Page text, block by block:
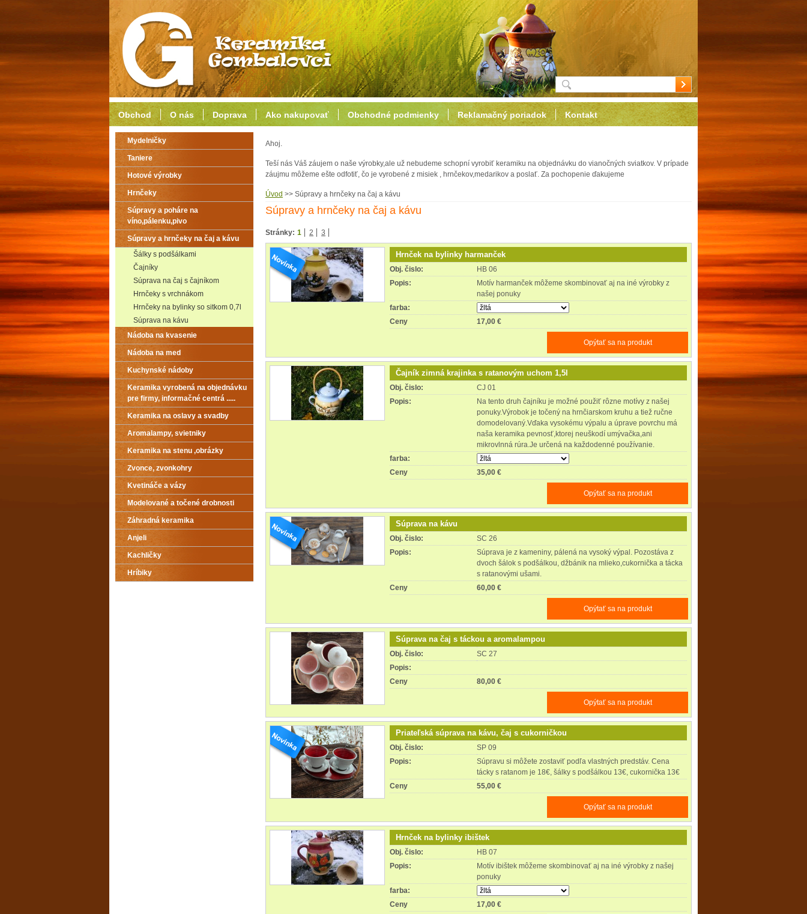
Ahoj.
Teší nás Váš záujem o naše výrobky,ale už nebudeme schopní vyrobiť keramiku na objednávku do vianočných sviatkov. V prípade
záujmu môžeme ešte odfotiť, čo je vyrobené z misiek , hrnčekov,medarikov a poslať. Za pochopenie ďakujeme
Úvod >> Súpravy a hrnčeky na čaj a kávu
Súpravy a hrnčeky na čaj a kávu
Stránky: 1 2 3
Hrnček na bylinky harmanček
Obj. čislo:
HB 06
Popis:
Motív harmanček môžeme skombinovať aj na iné výrobky z
našej ponuky
farba:
Ceny
17,00 €
Opýtať sa na produkt
Čajník zimná krajinka s ratanovým uchom 1,5l
Obj. čislo:
CJ 01
Popis:
Na tento druh čajníku je možné použiť rôzne motívy z našej
ponuky.Výrobok je točený na hrnčiarskom kruhu a tiež ručne
domodelovaný.Vďaka vysokému výpalu a úprave povrchu má
naša keramika pevnosť,ktorej neuškodí umývačka,ani
mikrovlnná rúra.Je určená na každodenné používanie.
farba:
Ceny
35,00 €
Opýtať sa na produkt
Súprava na kávu
Obj. čislo:
SC 26
Popis:
Súprava je z kameniny, pálená na vysoký výpal. Pozostáva z
dvoch šálok s podšálkou, džbánik na mlieko,cukornička a tácka
s ratanovými ušami.
Ceny
60,00 €
Opýtať sa na produkt
Súprava na čaj s táckou a aromalampou
Obj. čislo:
SC 27
Popis:
Ceny
80,00 €
Opýtať sa na produkt
Priateľská súprava na kávu, čaj s cukorničkou
Obj. čislo:
SP 09
Popis:
Súpravu si môžete zostaviť podľa vlastných predstáv. Cena
tácky s ratanom je 18€, šálky s podšálkou 13€, cukornička 13€
Ceny
55,00 €
Opýtať sa na produkt
Hrnček na bylinky ibištek
Obj. čislo:
HB 07
Popis:
Motív ibištek môžeme skombinovať aj na iné výrobky z našej
ponuky
farba:
Ceny
17,00 €
Mydelničky
Taniere
Hotové výrobky
Hrnčeky
Súpravy a poháre na
víno,pálenku,pivo
Súpravy a hrnčeky na čaj a kávu
Šálky s podšálkami
Čajníky
Súprava na čaj s čajníkom
Hrnčeky s vrchnákom
Hrnčeky na bylinky so sitkom 0,7l
Súprava na kávu
Nádoba na kvasenie
Nádoba na med
Kuchynské nádoby
Keramika vyrobená na objednávku
pre firmy, informačné centrá .....
Keramika na oslavy a svadby
Aromalampy, svietniky
Keramika na stenu ,obrázky
Zvonce, zvonkohry
Kvetináče a vázy
Modelované a točené drobnosti
Záhradná keramika
Anjeli
Kachličky
Hríbiky
Obchod O nás Doprava Ako nakupovať Obchodné podmienky Reklamačný poriadok Kontakt